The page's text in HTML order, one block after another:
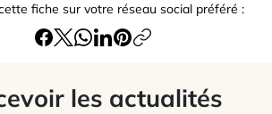
fiche sur votre réseau social préféré :
les actualités